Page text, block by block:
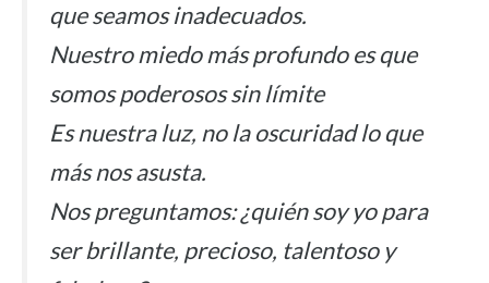
que seamos inadecuados.
Nuestro miedo más profundo es que
somos poderosos sin límite
Es nuestra luz, no la oscuridad lo que
más nos asusta.
Nos preguntamos: ¿quién soy yo para
ser brillante, precioso, talentoso y